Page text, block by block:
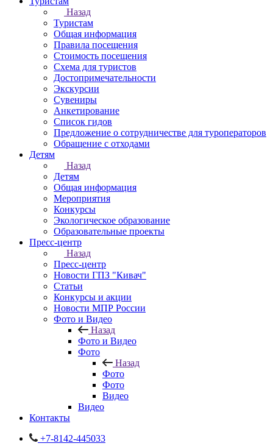
Назад
Туристам
Общая информация
Правила посещения
Стоимость посещения
Схема для туристов
Достопримечательности
Экскурсии
Сувениры
Анкетирование
Список гидов
Предложение о сотрудничестве для туроператоров
Обращение с отходами
Детям
Назад
Детям
Общая информация
Мероприятия
Конкурсы
Экологическое образование
Образовательные проекты
Пресс-центр
Назад
Пресс-центр
Новости ГПЗ "Кивач"
Статьи
Конкурсы и акции
Новости МПР России
Фото и Видео
Назад
Фото и Видео
Фото
Назад
Фото
Фото
Видео
Видео
Контакты
+7-8142-445033